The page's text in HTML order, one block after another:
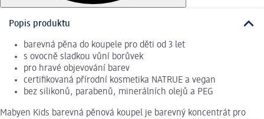
Popis produktu
barevná pěna do koupele pro děti od 3 let
s ovocně sladkou vůní borůvek
pro hravé objevování barev
certifikovaná přírodní kosmetika NATRUE a vegan
bez silikonů, parabenů, minerálních olejů a PEG
Mabyen Kids barevná pěnová koupel je barevný koncentrát pro